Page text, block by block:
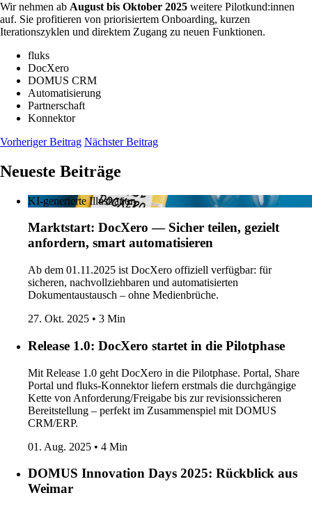
Wir nehmen ab August bis Oktober 2025 weitere Pilotkund:innen
auf. Sie profitieren von priorisiertem Onboarding, kurzen
Iterationszyklen und direktem Zugang zu neuen Funktionen.
fluks
DocXero
DOMUS CRM
Automatisierung
Partnerschaft
Konnektor
Vorheriger Beitrag Nächster Beitrag
Neueste Beiträge
KI-generierte Illustration
Marktstart: DocXero — Sicher teilen, gezielt
anfordern, smart automatisieren
Ab dem 01.11.2025 ist DocXero offiziell verfügbar: für
sicheren, nachvollziehbaren und automatisierten
Dokumentaustausch – ohne Medienbrüche.
27. Okt. 2025 • 3 Min
Release 1.0: DocXero startet in die Pilotphase
Mit Release 1.0 geht DocXero in die Pilotphase. Portal, Share
Portal und fluks-Konnektor liefern erstmals die durchgängige
Kette von Anforderung/Freigabe bis zur revisionssicheren
Bereitstellung – perfekt im Zusammenspiel mit DOMUS
CRM/ERP.
01. Aug. 2025 • 4 Min
DOMUS Innovation Days 2025: Rückblick aus
Weimar